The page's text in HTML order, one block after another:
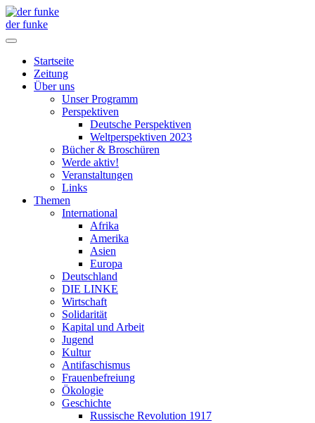
der funke
Startseite
Zeitung
Über uns
Unser Programm
Perspektiven
Deutsche Perspektiven
Weltperspektiven 2023
Bücher & Broschüren
Werde aktiv!
Veranstaltungen
Links
Themen
International
Afrika
Amerika
Asien
Europa
Deutschland
DIE LINKE
Wirtschaft
Solidarität
Kapital und Arbeit
Jugend
Kultur
Antifaschismus
Frauenbefreiung
Ökologie
Geschichte
Russische Revolution 1917